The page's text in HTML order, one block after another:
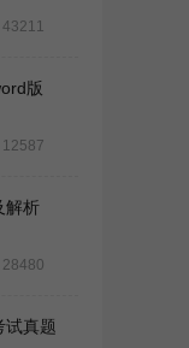
43211
版
12587
解析
28480
试真题